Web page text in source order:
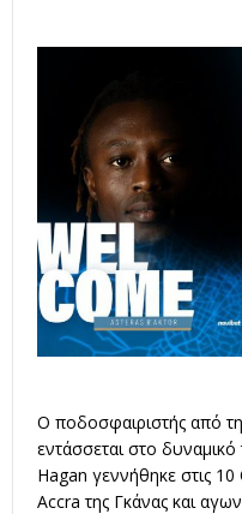
Ο ποδοσφαιριστής από
εντάσσεται στο
Hagan γεννήθηκε στις
Accra της Γκάνας και